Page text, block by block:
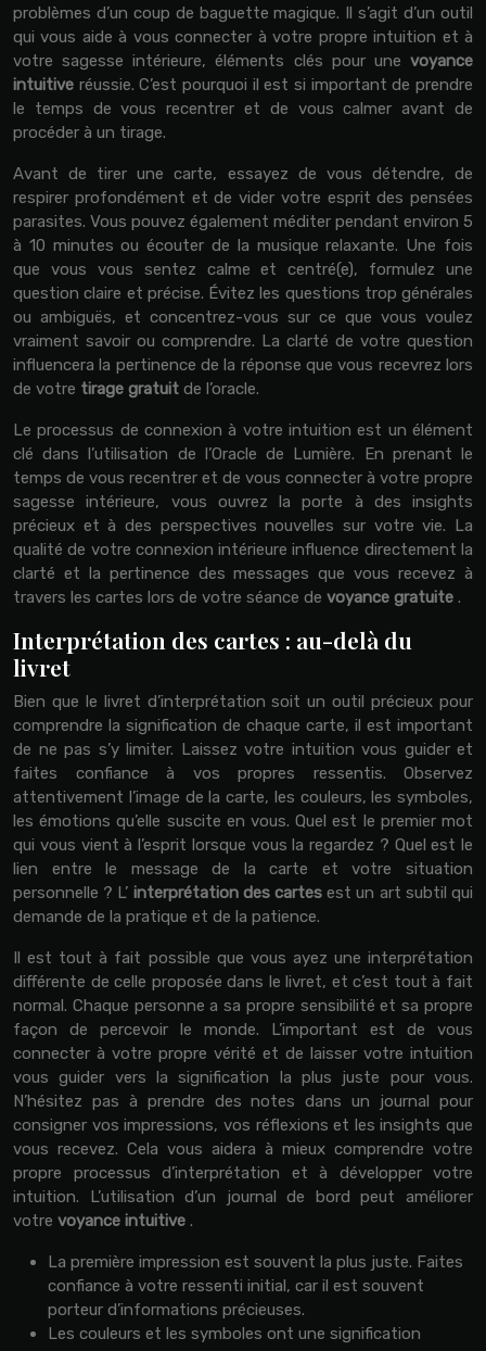
problèmes d’un coup de baguette magique. Il s’agit d’un outil
qui vous aide à vous connecter à votre propre intuition et à
votre sagesse intérieure, éléments clés pour une voyance
intuitive réussie. C’est pourquoi il est si important de prendre
le temps de vous recentrer et de vous calmer avant de
procéder à un tirage.
Avant de tirer une carte, essayez de vous détendre, de
respirer profondément et de vider votre esprit des pensées
parasites. Vous pouvez également méditer pendant environ 5
à 10 minutes ou écouter de la musique relaxante. Une fois
que vous vous sentez calme et centré(e), formulez une
question claire et précise. Évitez les questions trop générales
ou ambiguës, et concentrez-vous sur ce que vous voulez
vraiment savoir ou comprendre. La clarté de votre question
influencera la pertinence de la réponse que vous recevrez lors
de votre tirage gratuit de l’oracle.
Le processus de connexion à votre intuition est un élément
clé dans l’utilisation de l’Oracle de Lumière. En prenant le
temps de vous recentrer et de vous connecter à votre propre
sagesse intérieure, vous ouvrez la porte à des insights
précieux et à des perspectives nouvelles sur votre vie. La
qualité de votre connexion intérieure influence directement la
clarté et la pertinence des messages que vous recevez à
travers les cartes lors de votre séance de voyance gratuite .
Interprétation des cartes : au-delà du
livret
Bien que le livret d’interprétation soit un outil précieux pour
comprendre la signification de chaque carte, il est important
de ne pas s’y limiter. Laissez votre intuition vous guider et
faites confiance à vos propres ressentis. Observez
attentivement l’image de la carte, les couleurs, les symboles,
les émotions qu’elle suscite en vous. Quel est le premier mot
qui vous vient à l’esprit lorsque vous la regardez ? Quel est le
lien entre le message de la carte et votre situation
personnelle ? L’ interprétation des cartesest un art subtil qui
demande de la pratique et de la patience.
Il est tout à fait possible que vous ayez une interprétation
différente de celle proposée dans le livret, et c’est tout à fait
normal. Chaque personne a sa propre sensibilité et sa propre
façon de percevoir le monde. L’important est de vous
connecter à votre propre vérité et de laisser votre intuition
vous guider vers la signification la plus juste pour vous.
N’hésitez pas à prendre des notes dans un journal pour
consigner vos impressions, vos réflexions et les insights que
vous recevez. Cela vous aidera à mieux comprendre votre
propre processus d’interprétation et à développer votre
intuition. L’utilisation d’un journal de bord peut améliorer
votre voyance intuitive .
La première impression est souvent la plus juste. Faites
confiance à votre ressenti initial, car il est souvent
porteur d’informations précieuses.
Les couleurs et les symboles ont une signification